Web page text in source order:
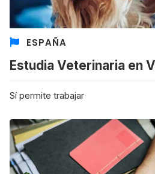
ESPAÑA
Estudia Veterinaria en
Sí permite trabajar